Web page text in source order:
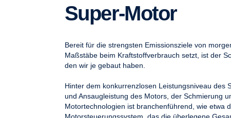
Super-​Motor
Bereit für die strengsten Emissionsziele von
Maßstäbe beim Kraftstoffverbrauch setzt, ist der
den wir je gebaut haben.
Hinter dem konkurrenzlosen Leistungsniveau des
und Ansaugleistung des Motors, der Schmierung
Motortechnologien ist branchenführend, wie etwa